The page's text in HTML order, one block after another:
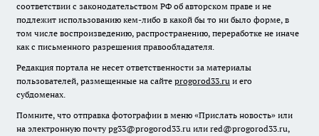
соответствии с законодательством РФ об авторском праве и не
подлежит использованию кем-либо в какой бы то ни было форме, в
том числе воспроизведению, распространению, переработке не иначе
как с письменного разрешения правообладателя.
Редакция портала не несет ответственности за материалы
пользователей, размещенные на сайте progorod33.ru и его
субдоменах.
Помните, что отправка фотографии в меню «Прислать новость» или
на электронную почту pg33@progorod33.ru или red@progorod33.ru,